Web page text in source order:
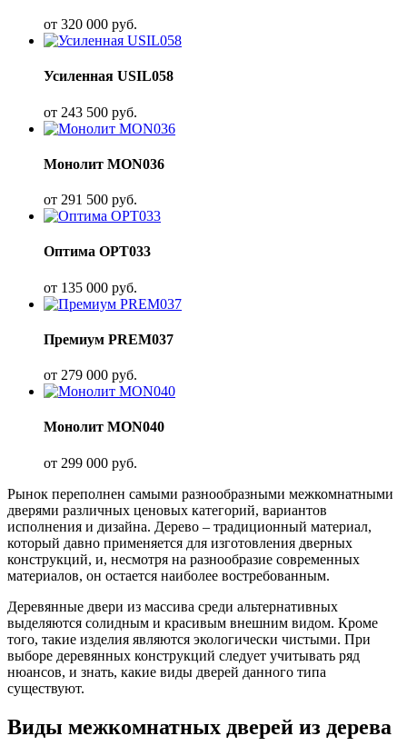
от 320 000 руб.
Усиленная USIL058
от 243 500 руб.
Монолит MON036
от 291 500 руб.
Оптима OPT033
от 135 000 руб.
Премиум PREM037
от 279 000 руб.
Монолит MON040
от 299 000 руб.
Рынок переполнен самыми разнообразными межкомнатными
дверями различных ценовых категорий, вариантов
исполнения и дизайна. Дерево – традиционный материал,
который давно применяется для изготовления дверных
конструкций, и, несмотря на разнообразие современных
материалов, он остается наиболее востребованным.
Деревянные двери из массива среди альтернативных
выделяются солидным и красивым внешним видом. Кроме
того, такие изделия являются экологически чистыми. При
выборе деревянных конструкций следует учитывать ряд
нюансов, и знать, какие виды дверей данного типа
существуют.
Виды межкомнатных дверей из дерева